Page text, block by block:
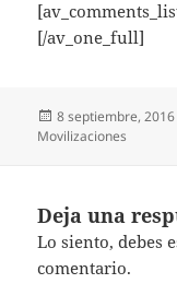
[/av_one_full]
Publicado
el
8 septiembre, 2016
Movilizaciones
Deja una
Lo siento, debes
comentario.